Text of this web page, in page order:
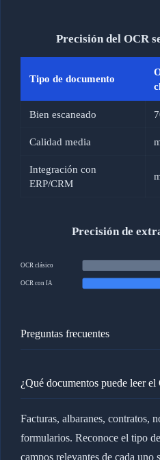
Precisión del OCR
Tipo de documento
Bien escaneado
Calidad media
Integración con
ERP/CRM
Precisión de
OCR clásico
OCR con IA
Preguntas frecuentes
¿Qué documentos puede leer
Facturas, albaranes, contratos,
formularios. Reconoce el tipo
campos relevantes de cada uno